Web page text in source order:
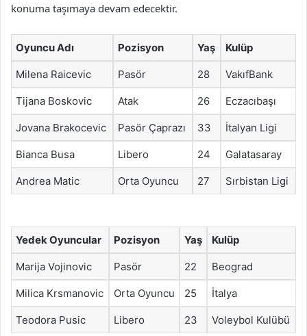
konuma taşımaya devam edecektir.
Oyuncu Adı Pozisyon Yaş Kulüp
Milena Raicevic Pasör 28 VakıfBank
Tijana Boskovic Atak 26 Eczacıbaşı
Jovana Brakocevic Pasör Çaprazı 33 İtalyan Ligi
Bianca Busa Libero 24 Galatasaray
Andrea Matic Orta Oyuncu 27 Sırbistan Ligi
Yedek Oyuncular Pozisyon Yaş Kulüp
Marija Vojinovic Pasör 22 Beograd
Milica Krsmanovic Orta Oyuncu 25 İtalya
Teodora Pusic Libero 23 Voleybol Kulübü